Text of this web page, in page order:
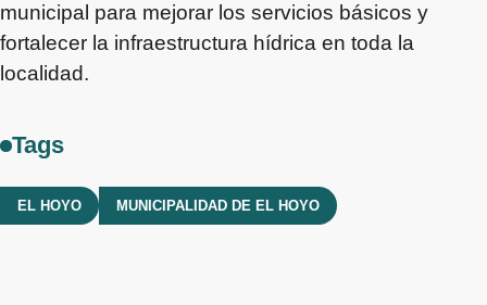
municipal para mejorar los servicios básicos y
fortalecer la infraestructura hídrica en toda la
localidad.
Tags
EL HOYO MUNICIPALIDAD DE EL HOYO